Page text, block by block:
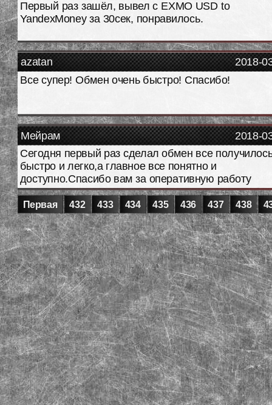
Первый раз зашёл, вывел с EXMO USD to
YandexMoney за 30сек, понравилось.
2018-
azatan
Все супер! Обмен очень быстро! Спасибо!
2018-
Мейрам
Сегодня первый раз сделал обмен все
быстро и легко,а главное все понятно и
доступно.Спасибо вам за оперативную работу
Первая 432 433 434 435 436 437 438